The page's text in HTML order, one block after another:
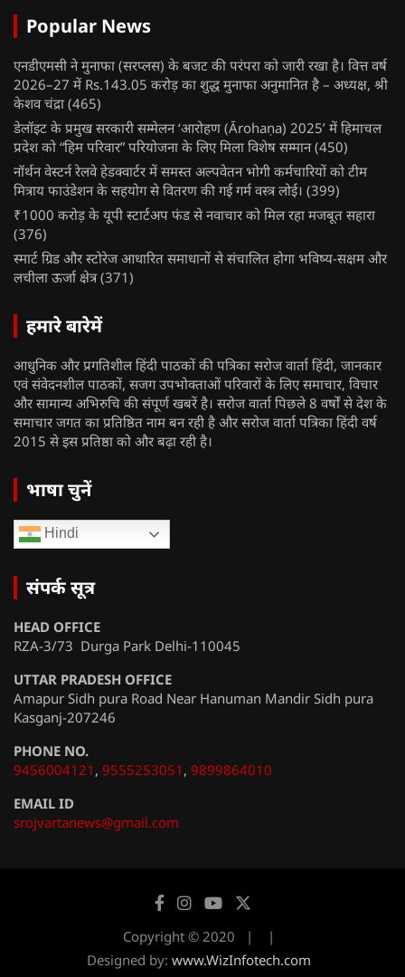
Popular News
एनडीएमसी ने मुनाफा (सरप्लस) के बजट की परंपरा को जारी रखा है। वित्त वर्ष
2026–27 में Rs.143.05 करोड़ का शुद्ध मुनाफा अनुमानित है – अध्यक्ष, श्री
केशव चंद्रा (465)
डेलॉइट के प्रमुख सरकारी सम्मेलन ‘आरोहण (Ārohaṇa) 2025’ में हिमाचल
प्रदेश को “हिम परिवार” परियोजना के लिए मिला विशेष सम्मान (450)
नॉर्थन वेस्टर्न रेलवे हेडक्वार्टर में समस्त अल्पवेतन भोगी कर्मचारियों को टीम
मित्राय फाउंडेशन के सहयोग से वितरण की गई गर्म वस्त्र लोई। (399)
₹1000 करोड़ के यूपी स्टार्टअप फंड से नवाचार को मिल रहा मजबूत सहारा
(376)
स्मार्ट ग्रिड और स्टोरेज आधारित समाधानों से संचालित होगा भविष्य-सक्षम और
लचीला ऊर्जा क्षेत्र (371)
हमारे बारेमें
आधुनिक और प्रगतिशील हिंदी पाठकों की पत्रिका सरोज वार्ता हिंदी, जानकार
एवं संवेदनशील पाठकों, सजग उपभोक्ताओं परिवारों के लिए समाचार, विचार
और सामान्य अभिरुचि की संपूर्ण खबरें है। सरोज वार्ता पिछले 8 वर्षों से देश के
समाचार जगत का प्रतिष्ठित नाम बन रही है और सरोज वार्ता पत्रिका हिंदी वर्ष
2015 से इस प्रतिष्ठा को और बढ़ा रही है।
भाषा चुनें
Hindi
संपर्क सूत्र
HEAD OFFICE
RZA-3/73 Durga Park Delhi-110045
UTTAR PRADESH OFFICE
Amapur Sidh pura Road Near Hanuman Mandir Sidh pura
Kasganj-207246
PHONE NO.
9456004121 , 9555253051 , 9899864010
EMAIL ID
srojvartanews@gmail.com
Copyright © 2020
Designed by: www.WizInfotech.com